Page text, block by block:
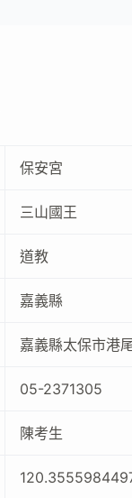
保安宮
三山國王
道教
嘉義縣
嘉義縣太保市港
05-2371305
陳考生